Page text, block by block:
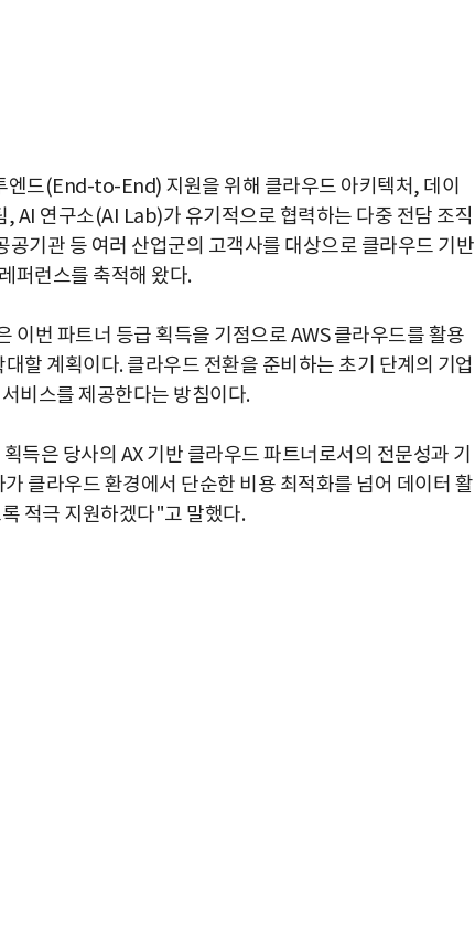
드(End-to-End) 지원을 위해 클라우드 아키텍처, 데이
AI 연구소(AI Lab)가 유기적으로 협력하는 다중 전담 조직
기관 등 여러 산업군의 고객사를 대상으로 클라우드 기반
퍼런스를 축적해 왔다.
이번 파트너 등급 획득을 기점으로 AWS 클라우드를 활용
할 계획이다. 클라우드 전환을 준비하는 초기 단계의 기업
비스를 제공한다는 방침이다.
득은 당사의 AX 기반 클라우드 파트너로서의 전문성과 기
클라우드 환경에서 단순한 비용 최적화를 넘어 데이터 활
적극 지원하겠다"고 말했다.